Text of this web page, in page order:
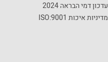
עדכון דמי הבראה 2024
מדיניות איכות ISO:9001